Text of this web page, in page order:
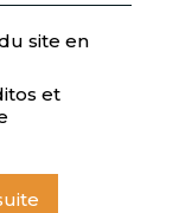
site en
et